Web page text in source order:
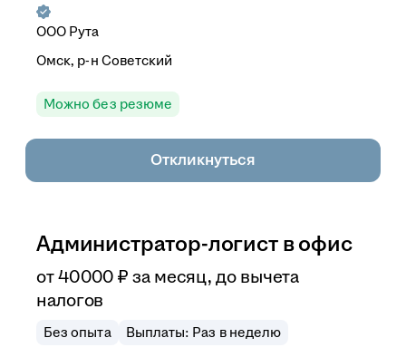
ООО Рута
Омск, р-н Советский
Можно без резюме
Откликнуться
Администратор-логист в офис
от40 000 ₽ за месяц,до вычета
налогов
Без опыта Выплаты: Раз в неделю